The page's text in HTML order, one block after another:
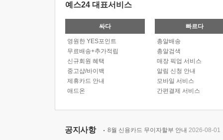
예스24 대표서비스
싸다
영원한 YES포인트
무료배송+추가적립
신규회원 혜택
중고샵/바이백
제휴카드 안내
애드온
빠르다
총알배송
총알검색
매장 픽업 서비스
알림 신청 안내
모바일 서비스
간편결제 서비스
공지사항 8월 신용카드 무이자할부 안내 2026-08-01